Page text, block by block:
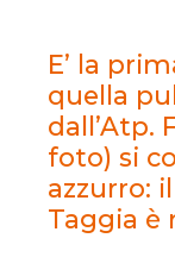
E’ la
quella
dall’Atp.
foto) si
azzurro:
Taggia è